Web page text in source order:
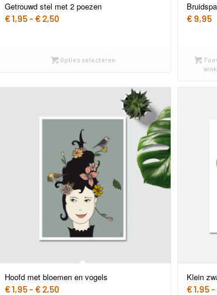
Getrouwd stel met 2 poezen
€1,95 - €2,50Prijsklasse:
€ 2,50
Opties selecteren
€9,95
Hoofd met bloemen en vogels
€1,95 - €2,50Prijsklasse:
Klein
€1,95 -